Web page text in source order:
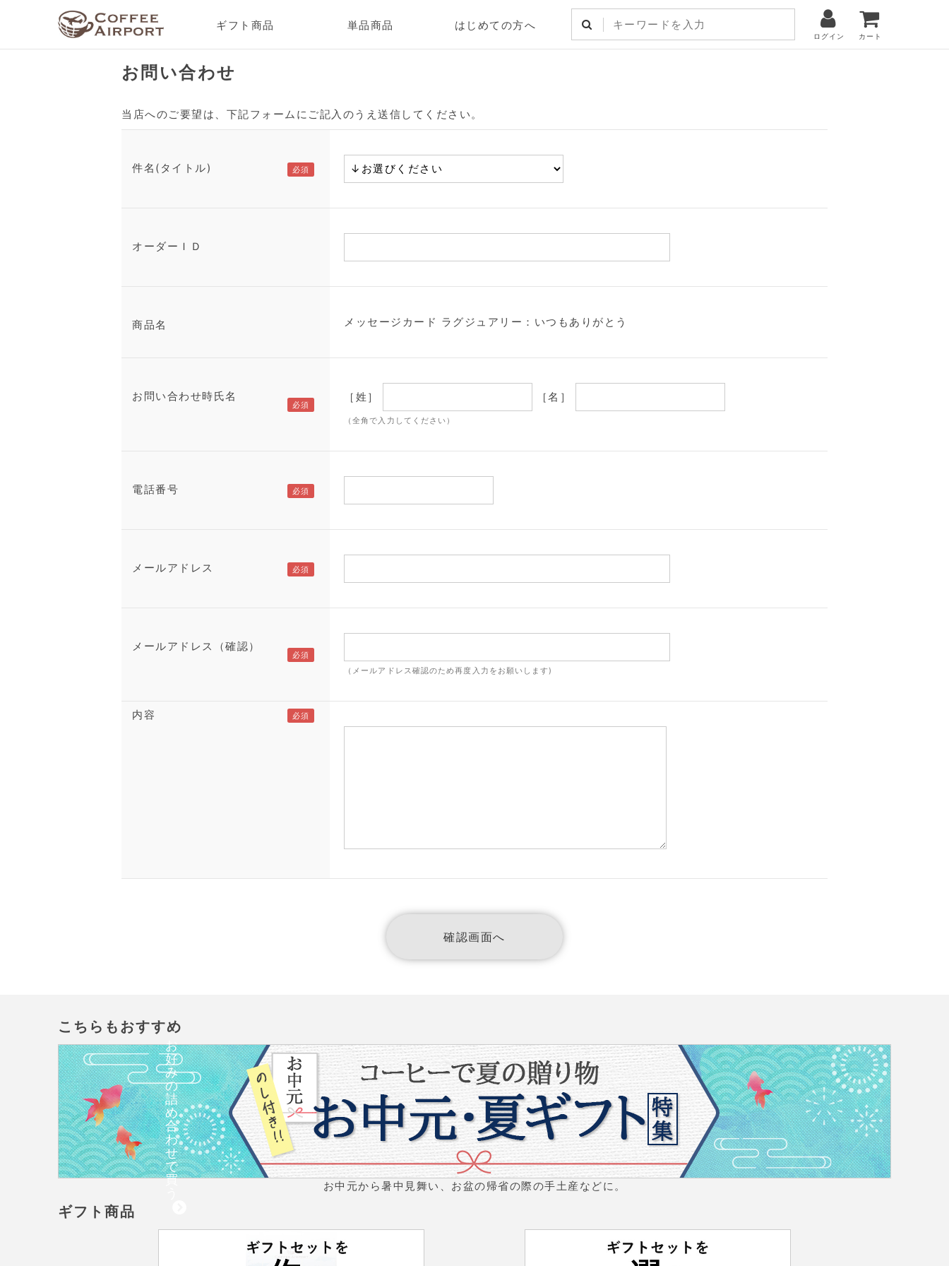
ギフト商品 単品商品 はじめての方へ
ログイン カート
お問い合わせ
当店へのご要望は、下記フォームにご記入のうえ送信してください。
件名(タイトル)
オーダーＩＤ
商品名 メッセージカード ラグジュアリー：いつもありがとう
お問い合わせ時氏名 ［姓］ ［名］
（全角で入力してください）
電話番号
メールアドレス
メールアドレス（確認）
（メールアドレス確認のため再度入力をお願いします)
内容
こちらもおすすめ
お中元から暑中見舞い、お盆の帰省の際の手土産などに。
ギフト商品
お
好
み
の
詰
め
合
わ
せ
で
買